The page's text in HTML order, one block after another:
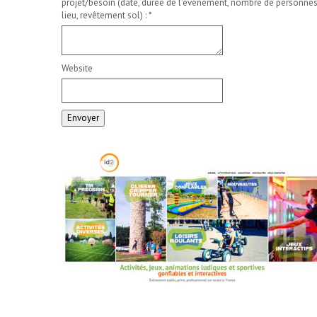
projet/besoin (date, durée de l'événement, nombre de
lieu, revêtement sol) :*
Website
Envoyer